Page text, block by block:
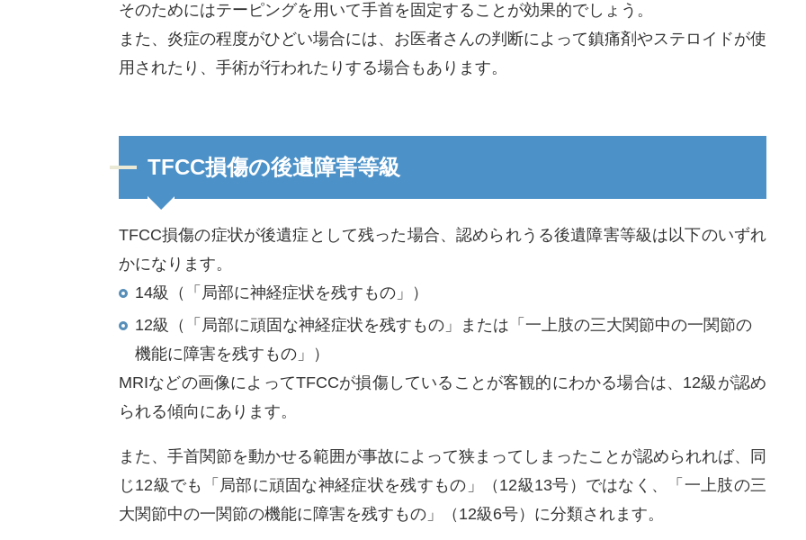
そのためにはテーピングを用いて手首を固定することが効果的でしょう。
また、炎症の程度がひどい場合には、お医者さんの判断によって鎮痛剤やステロイドが使
用されたり、手術が行われたりする場合もあります。
TFCC損傷の後遺障害等級
TFCC損傷の症状が後遺症として残った場合、認められうる後遺障害等級は以下のいずれ
かになります。
14級（「局部に神経症状を残すもの」）
12級（「局部に頑固な神経症状を残すもの」または「一上肢の三大関節中の一関節の
機能に障害を残すもの」）
MRIなどの画像によってTFCCが損傷していることが客観的にわかる場合は、12級が認め
られる傾向にあります。
また、手首関節を動かせる範囲が事故によって狭まってしまったことが認められれば、同
じ12級でも「局部に頑固な神経症状を残すもの」（12級13号）ではなく、「一上肢の三
大関節中の一関節の機能に障害を残すもの」（12級6号）に分類されます。